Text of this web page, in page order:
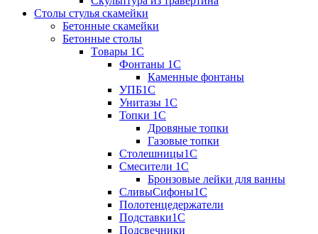
Столы стулья скамейки
Бетонные скамейки
Бетонные столы
Tовары 1C
Фонтаны 1C
Каменные фонтаны
УПБ1С
Унитазы 1С
Топки 1С
Дровяные топки
Газовые топки
Столешницы1С
Смесители 1С
Бронзовые лейки для ванны
СливыСифоны1С
Полотенцедержатели
Подставки1С
Подсвечники